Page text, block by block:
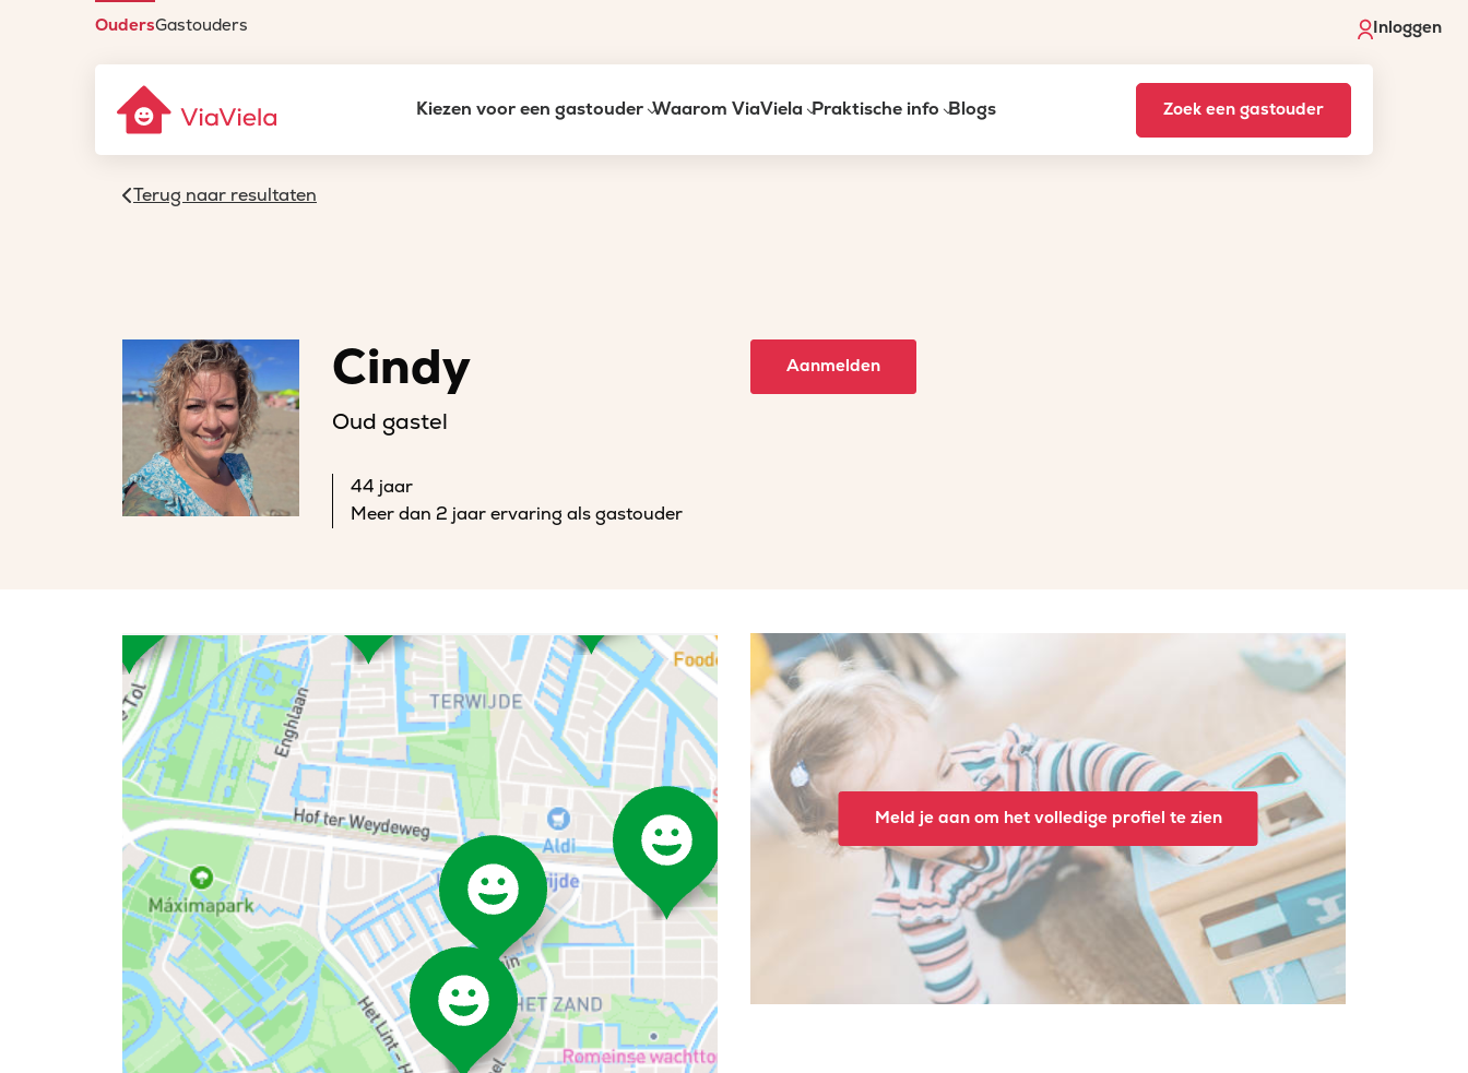
OudersGastouders Inloggen
Kiezen voor een gastouder Waarom ViaViela Praktische info Blogs Zoek een gastouder
Terug naar resultaten
Cindy
Oud gastel
44 jaar
Meer dan 2 jaar ervaring als gastouder
Aanmelden
Meld je aan om het volledige profiel te zien